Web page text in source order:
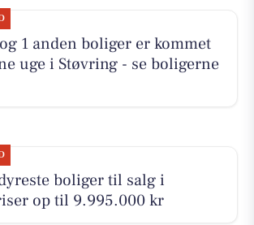
1 anden boliger er kommet
uge i Støvring - se boligerne
boliger til salg i
op til 9.995.000 kr